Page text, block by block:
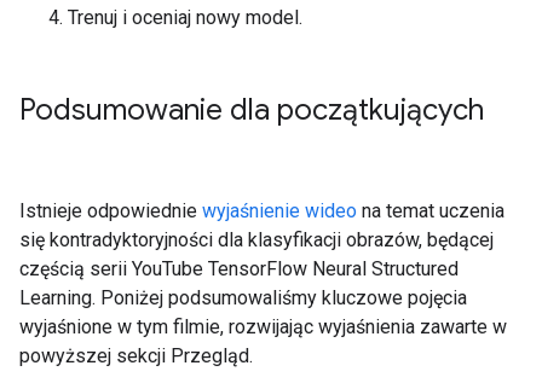
Trenuj i oceniaj nowy model.
Podsumowanie dla początkujących
Istnieje odpowiednie wyjaśnienie wideo na temat uczenia
się kontradyktoryjności dla klasyfikacji obrazów, będącej
częścią serii YouTube TensorFlow Neural Structured
Learning. Poniżej podsumowaliśmy kluczowe pojęcia
wyjaśnione w tym filmie, rozwijając wyjaśnienia zawarte w
powyższej sekcji Przegląd.